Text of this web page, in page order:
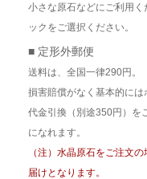
小さな原石などにご利用
ックをご選択ください。
■ 定形外郵便
送料は、全国一律290円。
損害賠償がなく基本的には
代金引換（別途350円）を
になれます。
（注）水晶原石をご注文
届けとなります。